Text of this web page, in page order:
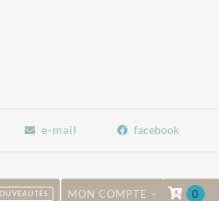
e-mail facebook
MON COMPTE 0